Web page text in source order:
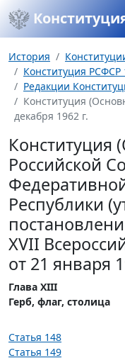
История
Конституция РСФСР
Редакции
Конституция
декабря 1962 г.
Конституция
Российской
Республики
XVII
от 21 января
Глава XIII
Герб, флаг, столица
Статья 148
Статья 149